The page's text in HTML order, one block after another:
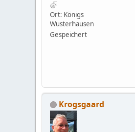
Ort: Königs
Wusterhausen
Gespeichert
Krogsgaard